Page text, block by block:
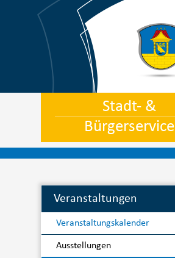
Stadt- &
Bürgerservice
Veranstaltungen
Veranstaltungskalender
Ausstellungen